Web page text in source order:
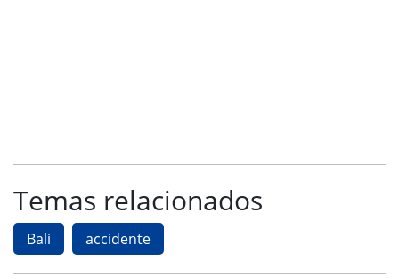
Temas relacionados
Bali accidente